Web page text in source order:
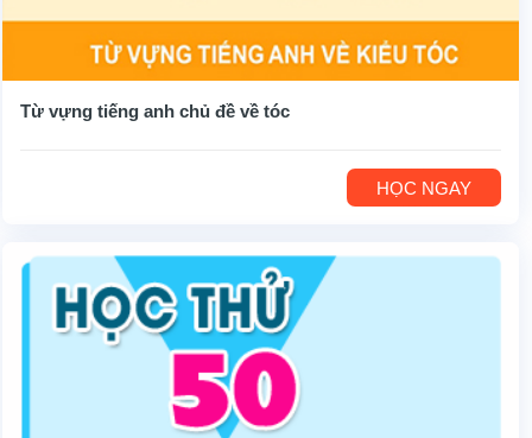
Từ vựng tiếng anh chủ đề về tóc
HỌC NGAY